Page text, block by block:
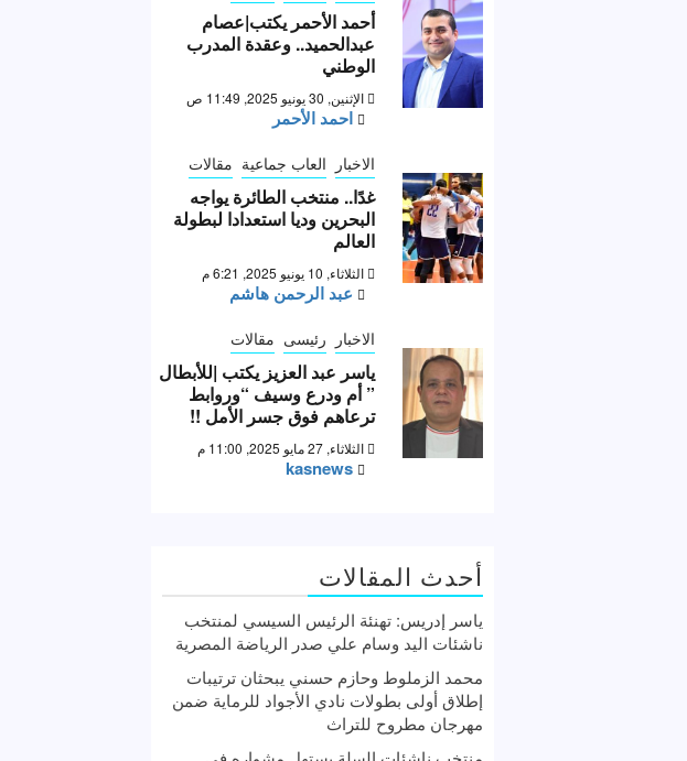
أحمد الأحمر يكتب|عصام
عبدالحميد.. وعقدة المدرب
الوطني
الإثنين, 30 يونيو 2025, 11:49 ص
احمد الأحمر
الاخبار العاب جماعية مقالات
غدًا.. منتخب الطائرة يواجه
البحرين وديا استعدادا لبطولة
العالم
الثلاثاء, 10 يونيو 2025, 6:21 م
عبد الرحمن هاشم
الاخبار رئيسى مقالات
ياسر عبد العزيز يكتب |للأبطال
” أم ودرع وسيف “وروابط
ترعاهم فوق جسر الأمل !!
الثلاثاء, 27 مايو 2025, 11:00 م
kasnews
أحدث المقالات
ياسر إدريس: تهنئة الرئيس السيسي لمنتخب
ناشئات اليد وسام علي صدر الرياضة المصرية
محمد الزملوط وحازم حسني يبحثان ترتيبات
إطلاق أولى بطولات نادي الأجواد للرماية ضمن
مهرجان مطروح للتراث